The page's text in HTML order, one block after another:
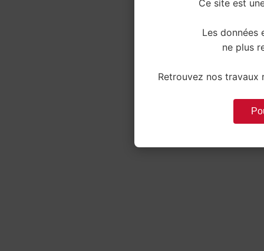
Ce site est
Les données
ne plus
Retrouvez nos